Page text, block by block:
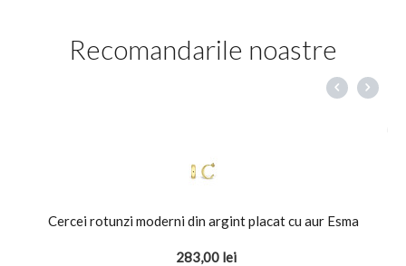
Recomandarile noastre
Cercei rotunzi moderni din argint placat cu aur Esma
283,00 lei